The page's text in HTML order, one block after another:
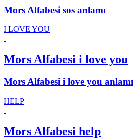
Mors Alfabesi sos anlamı
I LOVE YOU
Mors Alfabesi i love you
Mors Alfabesi i love you anlamı
HELP
Mors Alfabesi help